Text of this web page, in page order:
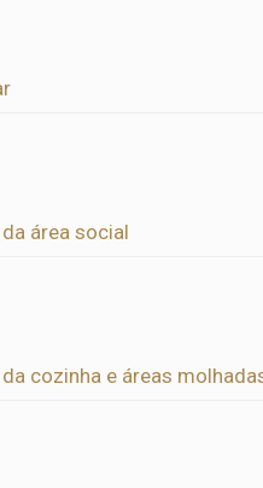
área social
cozinha e áreas